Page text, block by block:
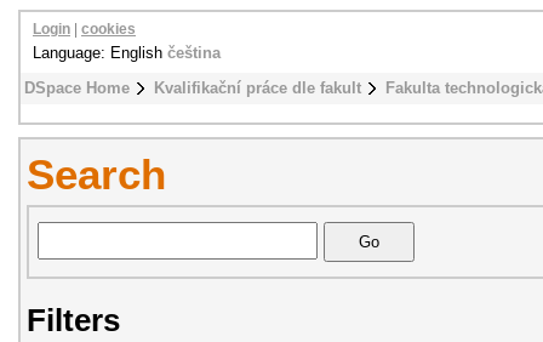
DSpace Home Kvalifikační práce dle fakult Fakulta
Login cookies
Language: English čeština
Search
Filters